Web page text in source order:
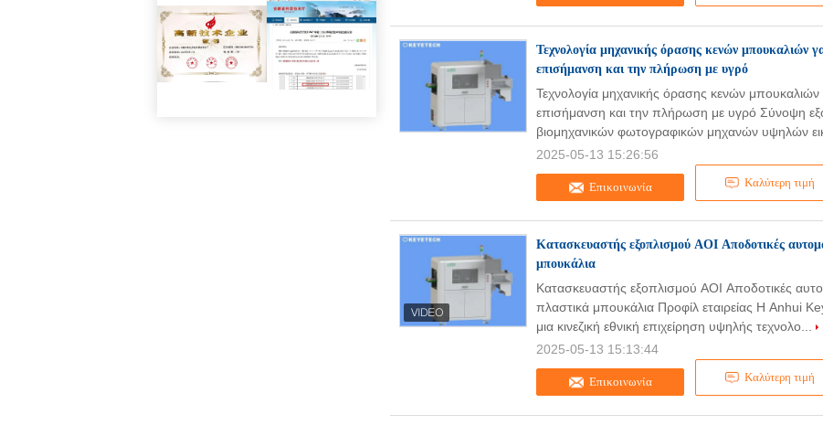
Τεχνολογία μηχανικής όρασης κενών μπουκαλιών
επισήμανση και την πλήρωση με υγρό
Επικοινωνία Καλύτερη τιμή
Τεχνολογία μηχανικής όρασης κενών
επισήμανση και την πλήρωση με υγρό Σύνοψη
βιομηχανικών φωτογραφικών μηχανών υψηλών
2025-05-13 15:26:56
Κατασκευαστής εξοπλισμού AOI Αποδοτικές
μπουκάλια
Επικοινωνία Καλύτερη τιμή
Κατασκευαστής εξοπλισμού AOI Αποδοτικές
πλαστικά μπουκάλια Προφίλ εταιρείας Η Anhui
μια κινεζική εθνική επιχείρηση υψηλής τεχνολο...
2025-05-13 15:13:44